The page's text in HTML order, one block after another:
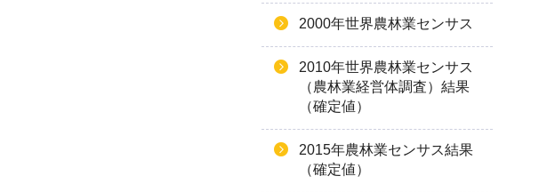
2000年世界農林業センサス
2010年世界農林業センサス
（農林業経営体調査）結果
（確定値）
2015年農林業センサス結果
（確定値）